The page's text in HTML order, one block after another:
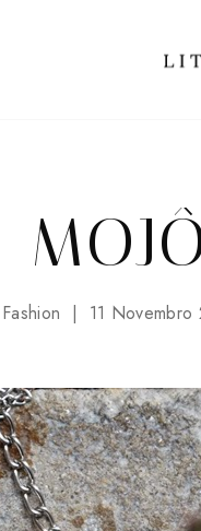
Fashion 11 Novembro